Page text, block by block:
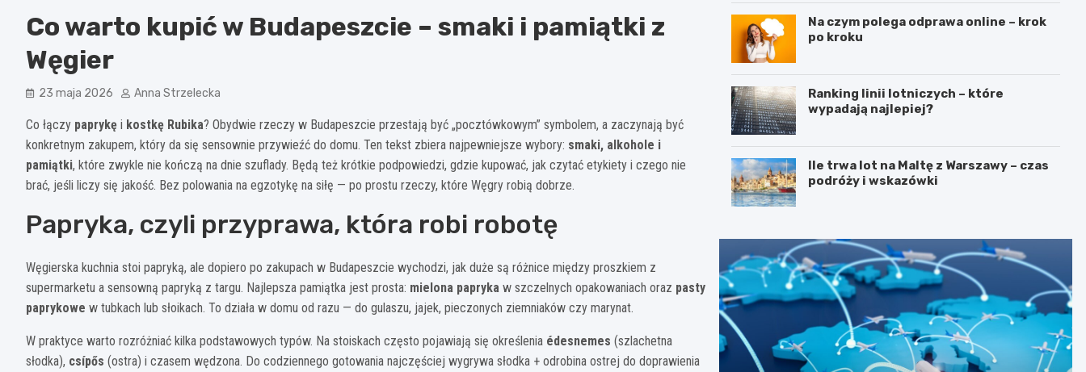
Co warto kupić w Budapeszcie – smaki i pamiątki z
Węgier
23 maja 2026 Anna Strzelecka
Co łączy paprykę i kostkę Rubika? Obydwie rzeczy w Budapeszcie przestają być „pocztówkowym” symbolem, a zaczynają być
konkretnym zakupem, który da się sensownie przywieźć do domu. Ten tekst zbiera najpewniejsze wybory: smaki, alkohole i
pamiątki, które zwykle nie kończą na dnie szuflady. Będą też krótkie podpowiedzi, gdzie kupować, jak czytać etykiety i czego nie
brać, jeśli liczy się jakość. Bez polowania na egzotykę na siłę — po prostu rzeczy, które Węgry robią dobrze.
Papryka, czyli przyprawa, która robi robotę
Węgierska kuchnia stoi papryką, ale dopiero po zakupach w Budapeszcie wychodzi, jak duże są różnice między proszkiem z
supermarketu a sensowną papryką z targu. Najlepsza pamiątka jest prosta: mielona papryka w szczelnych opakowaniach oraz pasty
paprykowe w tubkach lub słoikach. To działa w domu od razu — do gulaszu, jajek, pieczonych ziemniaków czy marynat.
W praktyce warto rozróżniać kilka podstawowych typów. Na stoiskach często pojawiają się określenia édesnemes (szlachetna
słodka), csípős (ostra) i czasem wędzona. Do codziennego gotowania najczęściej wygrywa słodka + odrobina ostrej do doprawienia
Na czym polega odprawa online – krok
po kroku
Ranking linii lotniczych – które
wypadają najlepiej?
Ile trwa lot na Maltę z Warszawy – czas
podróży i wskazówki